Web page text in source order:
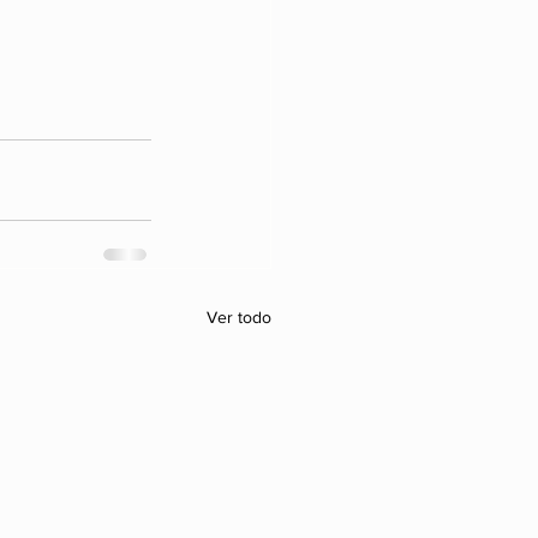
Ver todo